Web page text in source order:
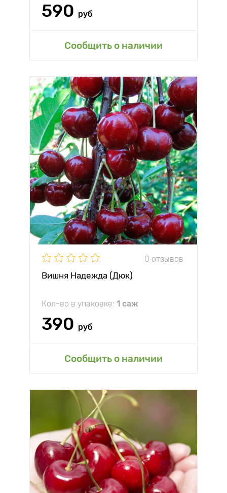
590 руб
Сообщить о наличии
0 отзывов
Вишня Надежда (Дюк)
Кол-во в упаковке: 1 саж
390 руб
Сообщить о наличии